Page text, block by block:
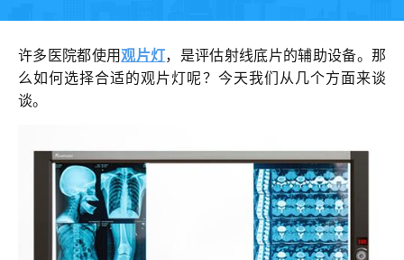
关于我们
加入兆丰
服务支持
联系我们
许多医院都使用观片灯，是评估射线底片的辅助设备。那
么如何选择合适的观片灯呢？今天我们从几个方面来谈
谈。